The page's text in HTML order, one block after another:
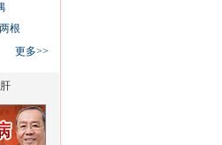
根
更多>>